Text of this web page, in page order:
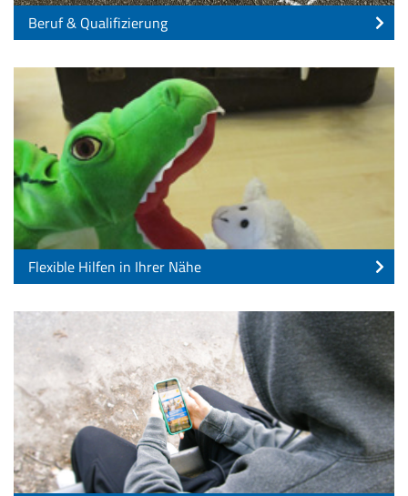
Beruf & Qualifizierung
Flexible Hilfen in Ihrer Nähe